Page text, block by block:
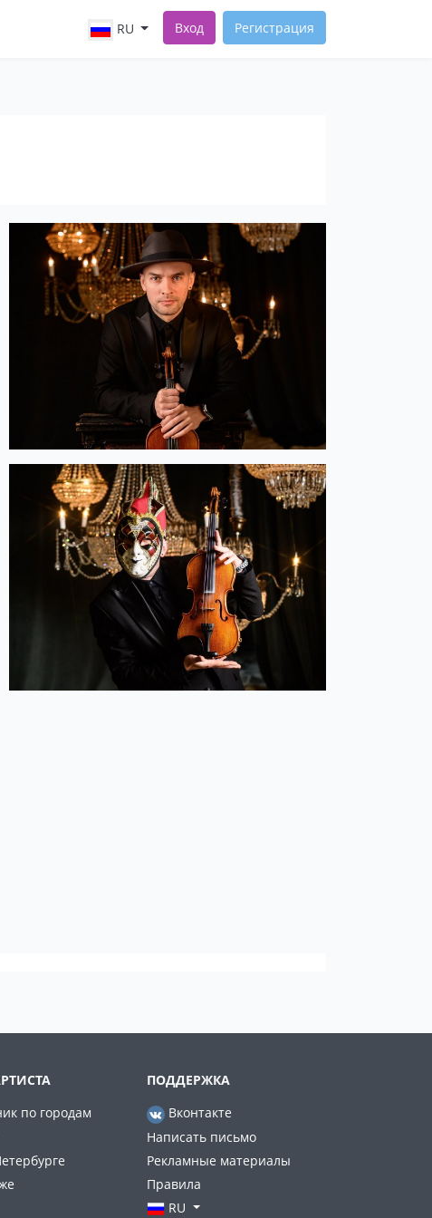
RU Вход Регистрация
по городам
ПОДДЕРЖКА
Вконтакте
Написать письмо
Рекламные материалы
Правила
RU